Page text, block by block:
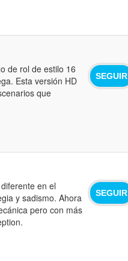
SEGUIR
de rol de estilo 16
Esta versión HD
que
SEGUIR
en el
y sadismo. Ahora
pero con más